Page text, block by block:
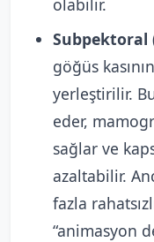
olabilir.
Subpektoral
göğüs
yerleştirilir.
eder,
sağlar ve
azaltabilir.
fazla
“animasyon